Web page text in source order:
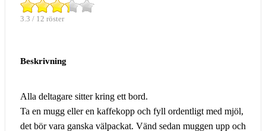
3.3 / 12 röster
Beskrivning
Alla deltagare sitter kring ett bord.
Ta en mugg eller en kaffekopp och fyll ordentligt med mjöl,
det bör vara ganska välpackat. Vänd sedan muggen upp och